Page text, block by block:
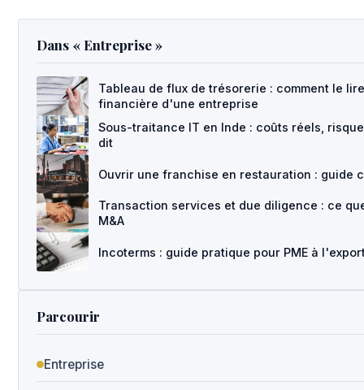
Dans « Entreprise »
Tableau de flux de trésorerie : comment le
financière d'une entreprise
Sous-traitance IT en Inde : coûts réels,
dit
Ouvrir une franchise en restauration : guide
Transaction services et due diligence : ce
M&A
Incoterms : guide pratique pour PME à
Parcourir
Entreprise